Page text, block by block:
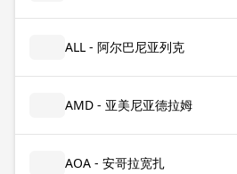
ALL - 阿尔巴尼亚列克
AMD - 亚美尼亚德拉姆
AOA - 安哥拉宽扎